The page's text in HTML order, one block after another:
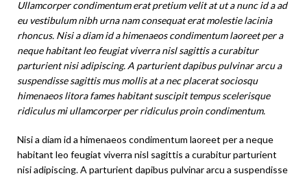
Ullamcorper condimentum erat pretium velit at ut a nunc id a ad
eu vestibulum nibh urna nam consequat erat molestie lacinia
rhoncus. Nisi a diam id a himenaeos condimentum laoreet per a
neque habitant leo feugiat viverra nisl sagittis a curabitur
parturient nisi adipiscing. A parturient dapibus pulvinar arcu a
suspendisse sagittis mus mollis at a nec placerat sociosqu
himenaeos litora fames habitant suscipit tempus scelerisque
ridiculus mi ullamcorper per ridiculus proin condimentum.
Nisi a diam id a himenaeos condimentum laoreet per a neque
habitant leo feugiat viverra nisl sagittis a curabitur parturient
nisi adipiscing. A parturient dapibus pulvinar arcu a suspendisse